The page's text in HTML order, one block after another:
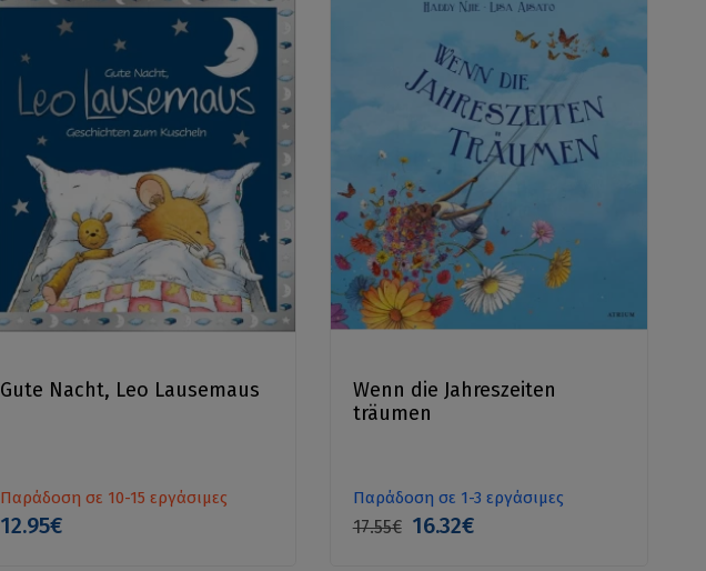
Gute Nacht, Leo Lausemaus
Παράδοση σε 10-15 εργάσιμες
12.95€
Wenn die Jahreszeiten
träumen
Παράδοση σε 1-3 εργάσιμες
17.55€ 16.32€